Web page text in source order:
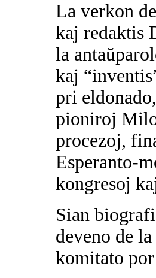
La verkon
kaj redaktis
la
kaj
pri
pioniroj
procezoj,
Esperanto-
kongresoj
Sian
deveno de
komitato